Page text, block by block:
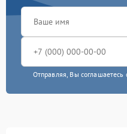
Отправляя, Вы соглашаетесь